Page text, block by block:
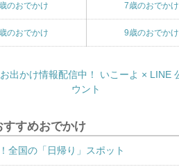
のおでかけ 7歳のおでかけ
のおでかけ 9歳のおでかけ
すすめおでかけ
全国の「日帰り」スポット